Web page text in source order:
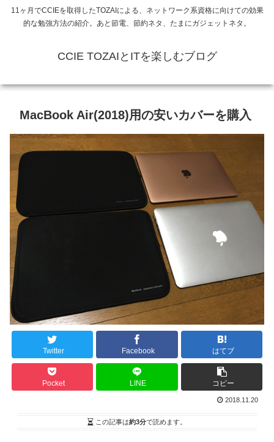
11ヶ月でCCIEを取得したTOZAIによる、ネットワーク系資格に向けての効果
的な勉強方法の紹介。あと節電、節約ネタ、たまにガジェットネタ。
CCIE TOZAIとITを楽しむブログ
MacBook Air(2018)用の安いカバーを購入
Twitter Facebook はてブ
Pocket LINE コピー
2018.11.20
この記事は約3分で読めます。